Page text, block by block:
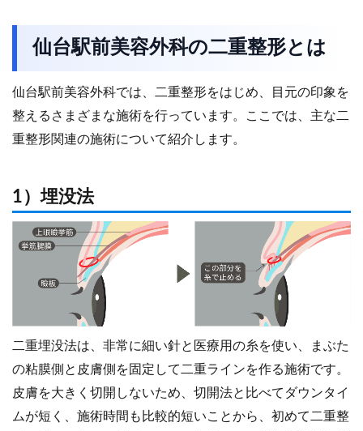
仙台駅前美容外科の二重整形とは
仙台駅前美容外科では、二重整形をはじめ、目元の印象を
整えるさまざまな施術を行っています。ここでは、主な二
重整形関連の施術について紹介します。
1）埋没法
二重埋没法は、非常に細い針と医療用の糸を使い、まぶた
の粘膜側と皮膚側を固定して二重ラインを作る施術です。
皮膚を大きく切開しないため、切開法と比べてダウンタイ
ムが短く、施術時間も比較的短いことから、初めて二重整